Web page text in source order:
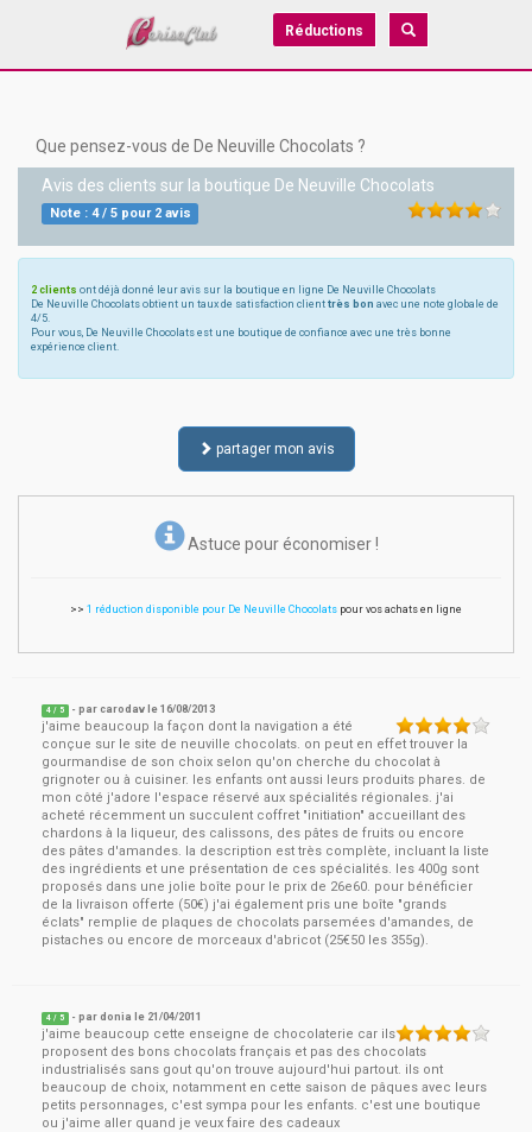
Réductions
Que pensez-vous de De Neuville Chocolats ?
Avis des clients sur la boutique De Neuville Chocolats
Note : 4/ 5pour 2avis
2 clients ont déjà donné leur avis sur la boutique en ligne De Neuville Chocolats
De Neuville Chocolats obtient un taux de satisfaction client très bon avec une note globale de
4/5.
Pour vous, De Neuville Chocolats est une boutique de confiance avec une très bonne
expérience client.
partager mon avis
Astuce pour économiser !
>> 1 réduction disponible pour De Neuville Chocolats pour vos achats en ligne
4 / 5 - parcarodav le16/08/2013
j'aime beaucoup la façon dont la navigation a été
conçue sur le site de neuville chocolats. on peut en effet trouver la
gourmandise de son choix selon qu'on cherche du chocolat à
grignoter ou à cuisiner. les enfants ont aussi leurs produits phares. de
mon côté j'adore l'espace réservé aux spécialités régionales. j'ai
acheté récemment un succulent coffret "initiation" accueillant des
chardons à la liqueur, des calissons, des pâtes de fruits ou encore
des pâtes d'amandes. la description est très complète, incluant la liste
des ingrédients et une présentation de ces spécialités. les 400g sont
proposés dans une jolie boîte pour le prix de 26e60. pour bénéficier
de la livraison offerte (50€) j'ai également pris une boîte "grands
éclats" remplie de plaques de chocolats parsemées d'amandes, de
pistaches ou encore de morceaux d'abricot (25€50 les 355g).
4 / 5 - pardonia le 21/04/2011
j'aime beaucoup cette enseigne de chocolaterie car ils
proposent des bons chocolats français et pas des chocolats
industrialisés sans gout qu'on trouve aujourd'hui partout. ils ont
beaucoup de choix, notamment en cette saison de pâques avec leurs
petits personnages, c'est sympa pour les enfants. c'est une boutique
ou j'aime aller quand je veux faire des cadeaux